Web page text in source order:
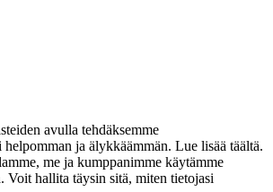
avulla tehdäksemme
ja älykkäämmän. Lue lisää täältä.
me ja kumppanimme käytämme
Voit hallita täysin sitä, miten tietojasi